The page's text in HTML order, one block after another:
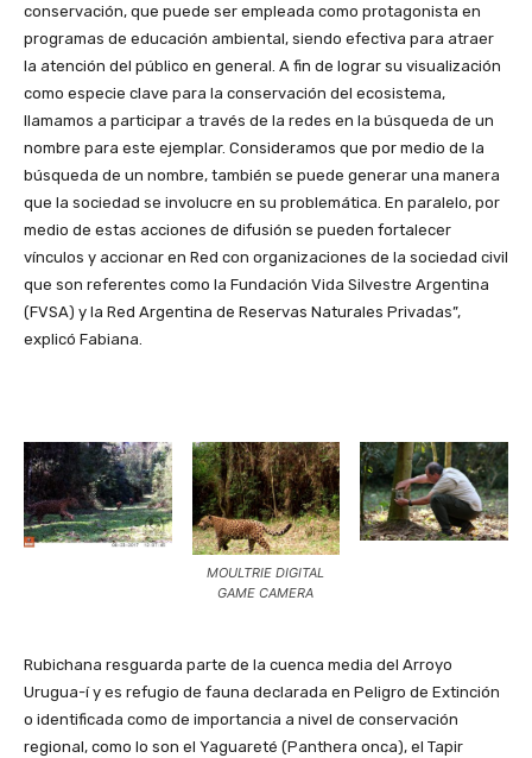
conservación, que puede ser empleada como protagonista en
programas de educación ambiental, siendo efectiva para atraer
la atención del público en general. A fin de lograr su visualización
como especie clave para la conservación del ecosistema,
llamamos a participar a través de la redes en la búsqueda de un
nombre para este ejemplar. Consideramos que por medio de la
búsqueda de un nombre, también se puede generar una manera
que la sociedad se involucre en su problemática. En paralelo, por
medio de estas acciones de difusión se pueden fortalecer
vínculos y accionar en Red con organizaciones de la sociedad civil
que son referentes como la Fundación Vida Silvestre Argentina
(FVSA) y la Red Argentina de Reservas Naturales Privadas”,
explicó Fabiana.
MOULTRIE DIGITAL
GAME CAMERA
Rubichana resguarda parte de la cuenca media del Arroyo
Urugua-í y es refugio de fauna declarada en Peligro de Extinción
o identificada como de importancia a nivel de conservación
regional, como lo son el Yaguareté (Panthera onca), el Tapir